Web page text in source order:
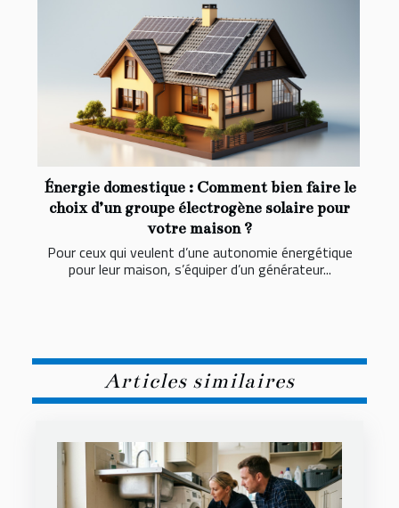
Énergie domestique : Comment bien faire le
choix d’un groupe électrogène solaire pour
votre maison ?
Pour ceux qui veulent d’une autonomie énergétique
pour leur maison, s’équiper d’un générateur...
Articles similaires